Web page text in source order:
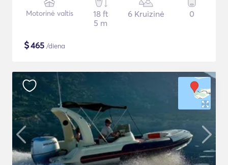
Motorinė valtis
18 ft
5 m
6 Kruizinė 0
$465 /diena